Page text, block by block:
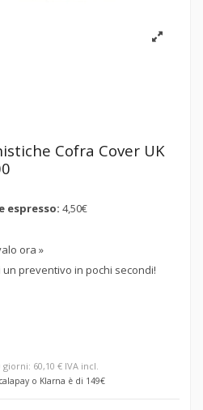
Cofra Cover UK
espresso: 4,50€
ora »
preventivo in pochi secondi!
60,10 € IVA incl.
o Klarna è di 149€